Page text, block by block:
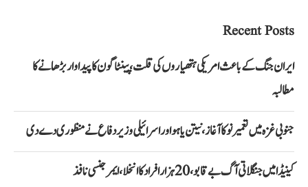
Recent Posts
ایران جنگ کے باعث امریکی ہتھیاروں کی قلت، پینٹاگون کا پیداوار بڑھانے کا
مطالبہ
جنوبی غزہ میں تعمیر نو کا آغاز، نیتن یاہو اور اسرائیلی وزیر دفاع نے منظوری دے دی
کینیڈا میں جنگلاتی آگ بے قابو، 20 ہزار افراد کا انخلا، ایمرجنسی نافذ